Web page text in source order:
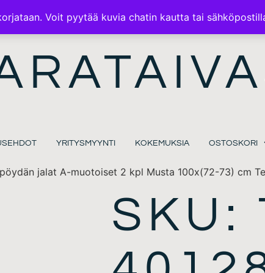
Voit pyytää kuvia chatin kautta tai
ILMAINEN TOIMITUS 100€ TILAUKSISSA
YRITYSMYYNTI KOKEMUKSIA OSTOSKORI
jalat A-muotoiset 2 kpl Musta 100x(72-73) cm
SKU: